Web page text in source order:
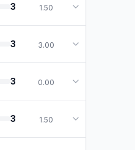
3 1.50
3 3.00
3 0.00
3 1.50